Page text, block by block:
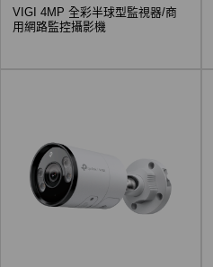
VIGI 4MP 全彩半球型監視器/商
用網路監控攝影機